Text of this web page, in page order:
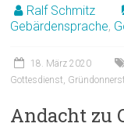
Ralf Schmitz
Gebärdensprache,
18. März 2020
Gottesdienst
Andacht zu